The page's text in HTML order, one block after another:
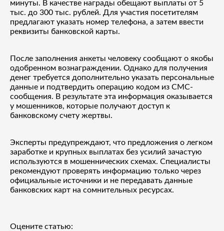
минуты. В качестве награды обещают выплаты от 5
тыс. до 300 тыс. рублей. Для участия посетителям
предлагают указать номер телефона, а затем ввести
реквизиты банковской карты.
После заполнения анкеты человеку сообщают о якобы
одобренном вознаграждении. Однако для получения
денег требуется дополнительно указать персональные
данные и подтвердить операцию кодом из СМС-
сообщения. В результате эта информация оказывается
у мошенников, которые получают доступ к
банковскому счету жертвы.
Эксперты предупреждают, что предложения о легком
заработке и крупных выплатах без усилий зачастую
используются в мошеннических схемах. Специалисты
рекомендуют проверять информацию только через
официальные источники и не передавать данные
банковских карт на сомнительных ресурсах.
Оцените статью: